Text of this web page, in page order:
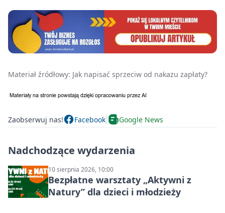
Materiał źródłowy: Jak napisać sprzeciw od nakazu zapłaty?
Zaobserwuj nas! Facebook Google News
Nadchodzące wydarzenia
10 sierpnia 2026, 10:00
Bezpłatne warsztaty „Aktywni z
Natury” dla dzieci i młodzieży